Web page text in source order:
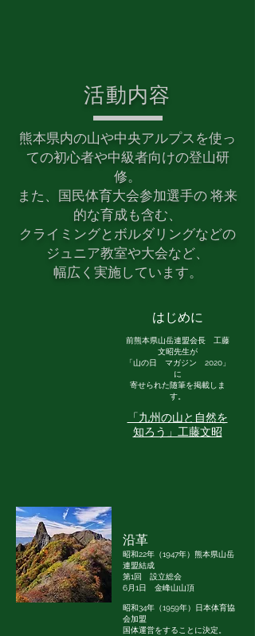
活動内容
熊本県内の山や中央アルプスを使っ
ての初心者や中級者向けの登山研
修。
また、国民体育大会参加選手の 将来
的な育成も含む、
クライミングとボルダリングなどの
ジュニア教室や大会など、
幅広く実施しています。
はじめに
前熊本県山岳連盟会長 工藤
文昭先生が
「山の日 マガジン 2020」
に
寄せられた随筆を掲載しま
す。
「九州の山と自然を
知ろう」工藤文昭
沿革
昭和22年（1947年）熊本県山岳
連盟結成
第1回 設立総会
6月1日 金峰山山頂
昭和34年（1959年）日本体育協
会加盟
国体運営をすることに決定。